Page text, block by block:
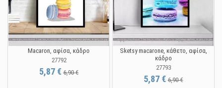
Macaron, αφίσα, κάδρο
27792
5,87 €6,90 €
Sketsy macarone, κάθετο, αφίσα,
κάδρο
27793
5,87 €6,90 €